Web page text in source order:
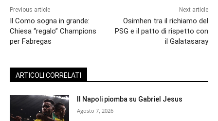
Previous article
Il Como sogna in grande:
Chiesa “regalo” Champions
per Fabregas
Next article
Osimhen tra il richiamo del
PSG e il patto di rispetto con
il Galatasaray
ARTICOLI CORRELATI
Il Napoli piomba su Gabriel Jesus
Agosto 7, 2026